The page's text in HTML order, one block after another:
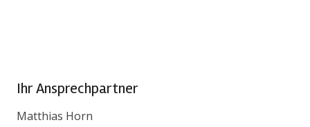
Ihr Ansprechpartner
Matthias Horn